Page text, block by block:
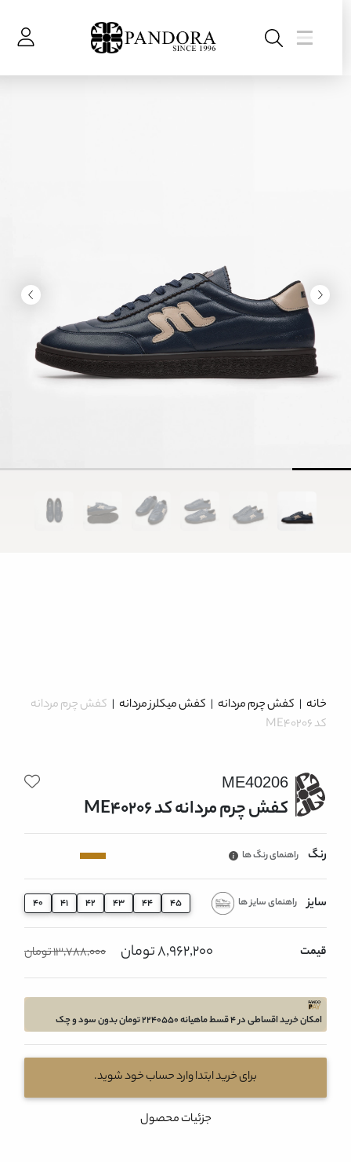
خانه | کفش چرم مردانه| کفش میکلرز مردانه| کفش چرم مردانه
کد ME40206
ME40206
کفش چرم مردانه کد ME40206
رنگ راهنمای رنگ ها
سایز راهنمای سایز ها 40 42 43 44 45
قیمت 8,962,200 تومان 13,788,000 تومان
امکان خرید اقساطی در 4 قسط ماهیانه 2240550 تومان بدون سود و چک
برای خرید ابتدا وارد حساب خود شوید.
جزئیات محصول